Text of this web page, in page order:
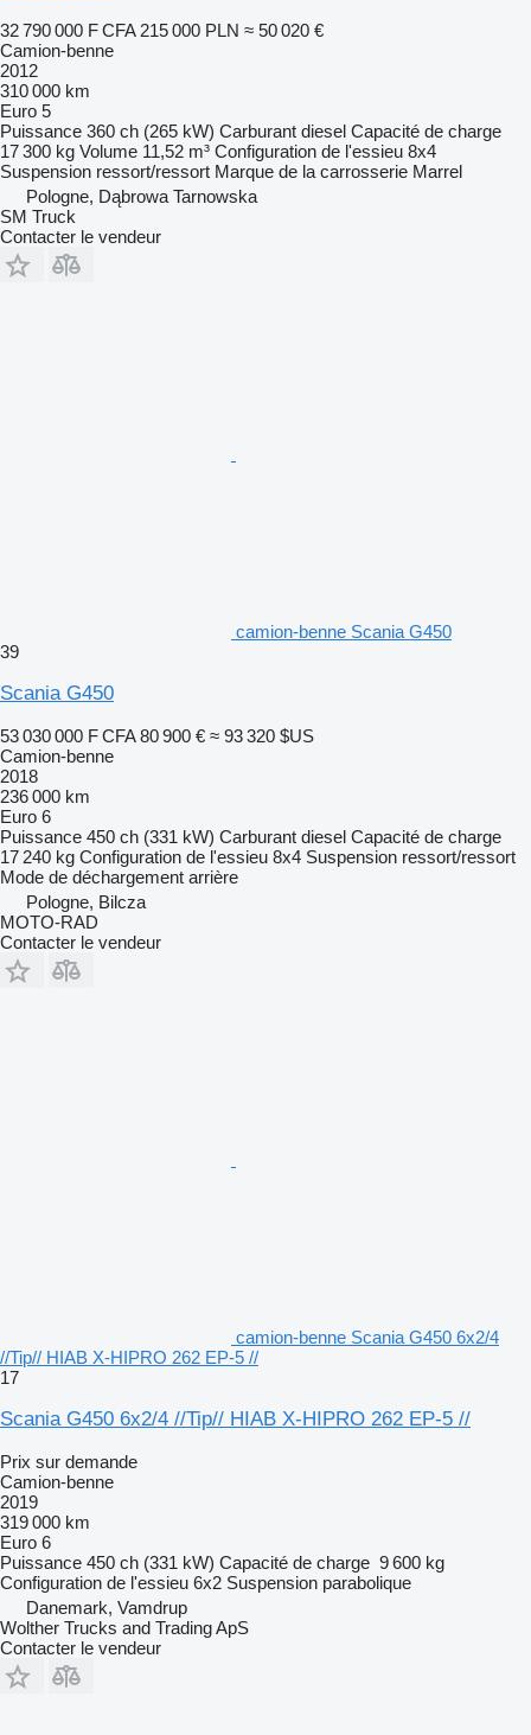
32 790 000 F CFA 215 000 PLN ≈ 50 020 €
Camion-benne
2012
310 000 km
Euro 5
Puissance 360 ch (265 kW) Carburant diesel Capacité de charge
17 300 kg Volume 11,52 m³ Configuration de l'essieu 8x4
Suspension ressort/ressort Marque de la carrosserie Marrel
Pologne, Dąbrowa Tarnowska
SM Truck
Contacter le vendeur
camion-benne Scania G450
39
Scania G450
53 030 000 F CFA 80 900 € ≈ 93 320 $US
Camion-benne
2018
236 000 km
Euro 6
Puissance 450 ch (331 kW) Carburant diesel Capacité de charge
17 240 kg Configuration de l'essieu 8x4 Suspension ressort/ressort
Mode de déchargement arrière
Pologne, Bilcza
MOTO-RAD
Contacter le vendeur
camion-benne Scania G450 6x2/4
//Tip// HIAB X-HIPRO 262 EP-5 //
17
Scania G450 6x2/4 //Tip// HIAB X-HIPRO 262 EP-5 //
Prix sur demande
Camion-benne
2019
319 000 km
Euro 6
Puissance 450 ch (331 kW) Capacité de charge 9 600 kg
Configuration de l'essieu 6x2 Suspension parabolique
Danemark, Vamdrup
Wolther Trucks and Trading ApS
Contacter le vendeur